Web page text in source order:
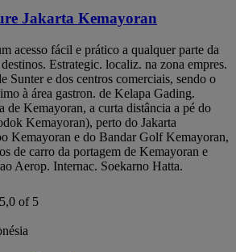
Jakarta Kemayoran
acesso fácil e prático a qualquer parte da
Estrategic. localiz. na zona empres.
Sunter e dos centros comerciais, sendo o
à área gastron. de Kelapa Gading.
de Kemayoran, a curta distância a pé do
Kemayoran), perto do Jakarta
Kemayoran e do Bandar Golf Kemayoran,
de carro da portagem de Kemayoran e
Aerop. Internac. Soekarno Hatta.
of 5